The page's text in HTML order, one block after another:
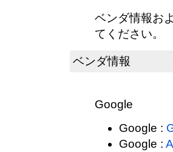
ベンダ情報お
てください。
ベンダ情報
Google
Google :
Google :